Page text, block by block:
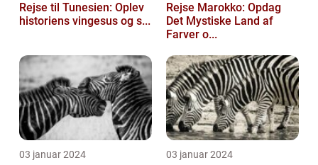
Rejse til Tunesien: Oplev
historiens vingesus og s...
Rejse Marokko: Opdag
Det Mystiske Land af
Farver o...
03 januar 2024 03 januar 2024